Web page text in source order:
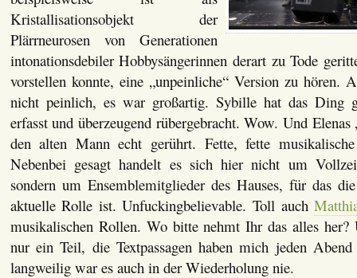
Kristallisationsobjekt der
Plärrneurosen von Generationen
intonationsdebiler Hobbysängerinnen derart zu Tode
vorstellen konnte, eine „unpeinliche“ Version zu hören.
nicht peinlich, es war großartig. Sybille hat das Ding
erfasst und überzeugend rübergebracht. Wow. Und Elenas
den alten Mann echt gerührt. Fette, fette
Nebenbei gesagt handelt es sich hier nicht um
sondern um Ensemblemitglieder des Hauses, für das
aktuelle Rolle ist. Unfuckingbelievable. Toll auch
musikalischen Rollen. Wo bitte nehmt Ihr das alles
nur ein Teil, die Textpassagen haben mich jeden
langweilig war es auch in der Wiederholung nie.